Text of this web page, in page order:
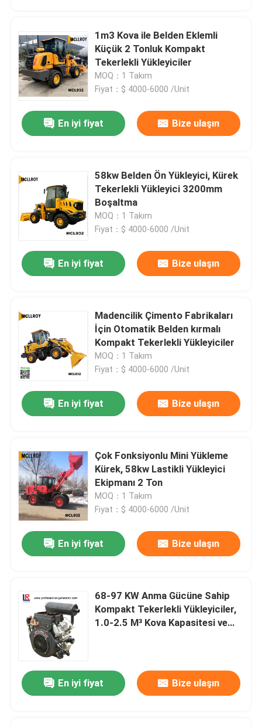
Bize ulaşın
Haberler
Teklif isteği
Kompakt Tekerlekli Yükleyiciler
Küçük Tekerlekli Yükleyiciler
918 Tekerlekli Yükleyici
2 Ton Tekerlekli Yükleyici
2.5 Ton Tekerlekli Yükleyici
3 Ton Tekerlekli Yükleyici
5 Ton Tekerlekli Yükleyici
Dizel Motorlu Forklift
Elektrikle Çalışan Forklift
Kompakt Telemenjer
nokta dönüşlü yükleyici
Kompakt Backhoe Yükleyici
1m3 Kova ile Belden Eklemli
Küçük 2 Tonluk Kompakt
Tekerlekli Yükleyiciler
MOQ：1 Takım
Fiyat：$ 4000-6000 /Unit
En iyi fiyat Bize ulaşın
58kw Belden Ön Yükleyici, Kürek
Tekerlekli Yükleyici 3200mm
Boşaltma
MOQ：1 Takım
Fiyat：$ 4000-6000 /Unit
En iyi fiyat Bize ulaşın
Madencilik Çimento Fabrikaları
İçin Otomatik Belden kırmalı
Kompakt Tekerlekli Yükleyiciler
MOQ：1 Takım
Fiyat：$ 4000-6000 /Unit
En iyi fiyat Bize ulaşın
Çok Fonksiyonlu Mini Yükleme
Kürek, 58kw Lastikli Yükleyici
Ekipmanı 2 Ton
MOQ：1 Takım
Fiyat：$ 4000-6000 /Unit
En iyi fiyat Bize ulaşın
68-97 KW Anma Gücüne Sahip
Kompakt Tekerlekli Yükleyiciler,
1.0-2.5 M³ Kova Kapasitesi ve
En iyi fiyat Bize ulaşın